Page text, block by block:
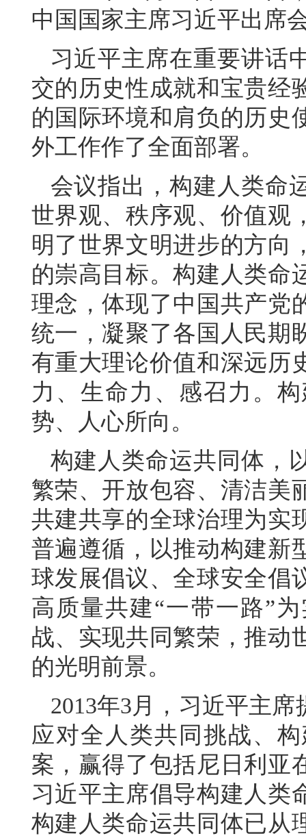
中国国家主席习近平出席
习近平主席在重要讲话
交的历史性成就和宝贵经
的国际环境和肩负的历史
外工作作了全面部署。
会议指出，构建人类命
世界观、秩序观、价值观
明了世界文明进步的方向
的崇高目标。构建人类命
理念，体现了中国共产党
统一，凝聚了各国人民期
有重大理论价值和深远历
力、生命力、感召力。
势、人心所向。
构建人类命运共同体，
繁荣、开放包容、清洁美
共建共享的全球治理为实
普遍遵循，以推动构建新
球发展倡议、全球安全倡
高质量共建“一带一路”
战、实现共同繁荣，推动
的光明前景。
2013年3月，习近平主
应对全人类共同挑战、
案，赢得了包括尼日利亚
习近平主席倡导构建人类
构建人类命运共同体已从